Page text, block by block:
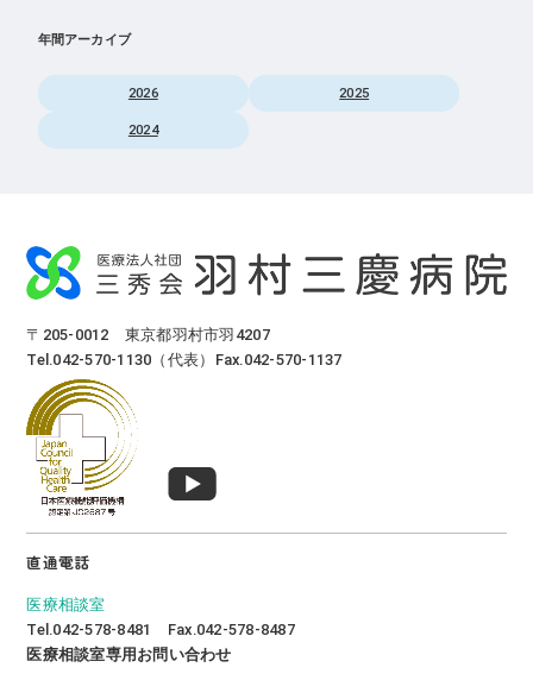
年間アーカイブ
2026 2025
2024
〒205-0012 東京都羽村市羽4207
Tel.042-570-1130（代表）Fax.042-570-1137
直通電話
医療相談室
Tel.042-578-8481 Fax.042-578-8487
医療相談室専用お問い合わせ